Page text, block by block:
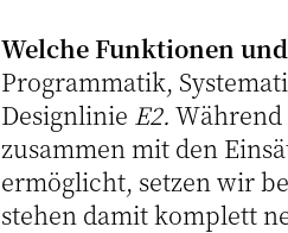
Welche Funktionen
Programmatik,
Designlinie E2. Während
zusammen mit den
ermöglicht, setzen wir
stehen damit komplett